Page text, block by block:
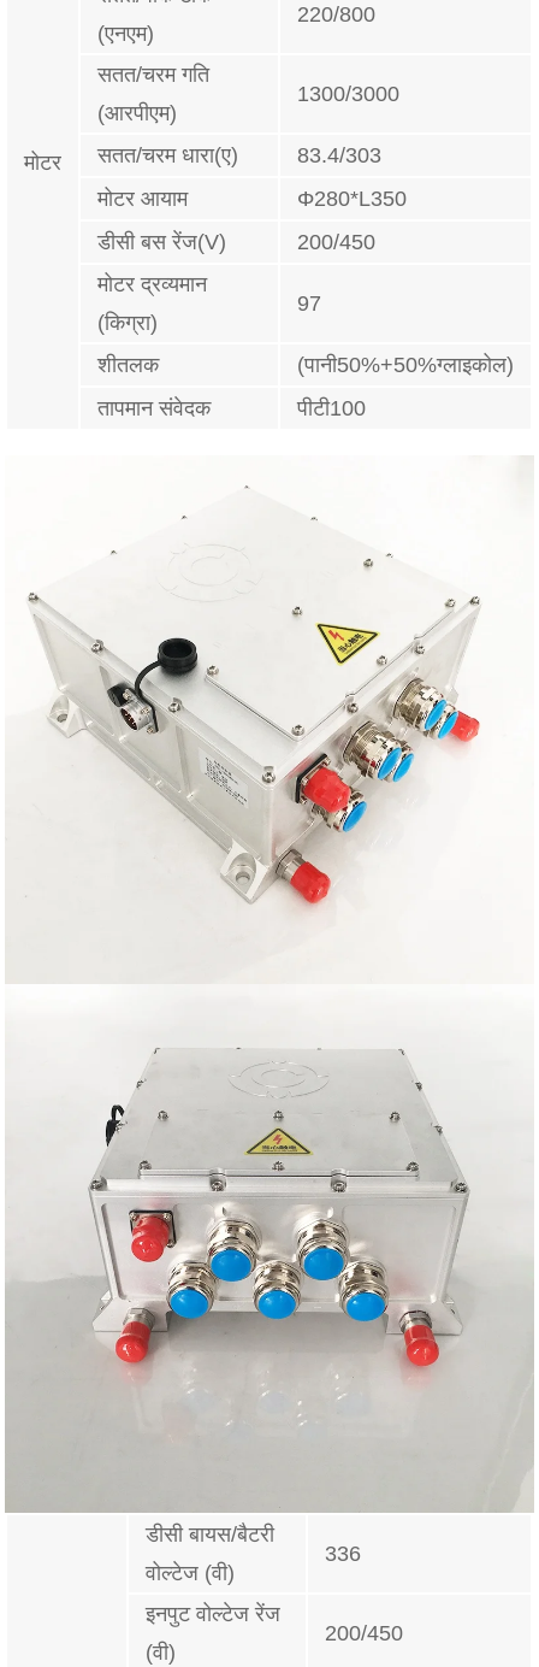
मोटर
(एनएम)
220/800
सतत/चरम गति
(आरपीएम)
1300/3000
सतत/चरम धारा(ए)
83.4/303
मोटर आयाम
Φ280*L350
डीसी बस रेंज(V)
200/450
मोटर द्रव्यमान
(किग्रा)
97
शीतलक
(पानी50%+50%ग्लाइकोल)
तापमान संवेदक
पीटी100
डीसी बायस/बैटरी
वोल्टेज (वी)
336
इनपुट वोल्टेज रेंज
(वी)
200/450